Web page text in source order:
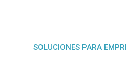
SOLUCIONES PARA